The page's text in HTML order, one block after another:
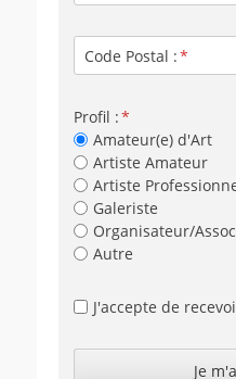
Code Postal :
Profil :
Amateur(e) d'Art
Artiste Amateur
Artiste
Galeriste
Organisateur/
Autre
J'accepte de